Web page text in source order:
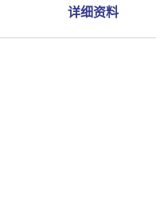
详细资料